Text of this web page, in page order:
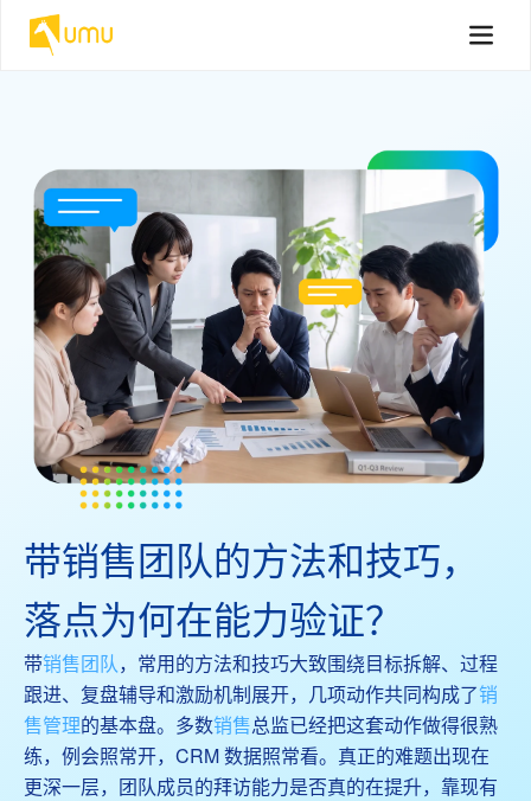
带销售团队的方法和技巧，
落点为何在能力验证？
带销售团队，常用的方法和技巧大致围绕目标拆解、过程
跟进、复盘辅导和激励机制展开，几项动作共同构成了销
售管理的基本盘。多数销售总监已经把这套动作做得很熟
练，例会照常开，CRM 数据照常看。真正的难题出现在
更深一层，团队成员的拜访能力是否真的在提升，靠现有